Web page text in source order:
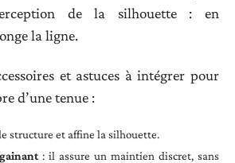
de la silhouette : en
la ligne.
et astuces à intégrer pour
d’une tenue :
structure et affine la silhouette.
: il assure un maintien discret, sans